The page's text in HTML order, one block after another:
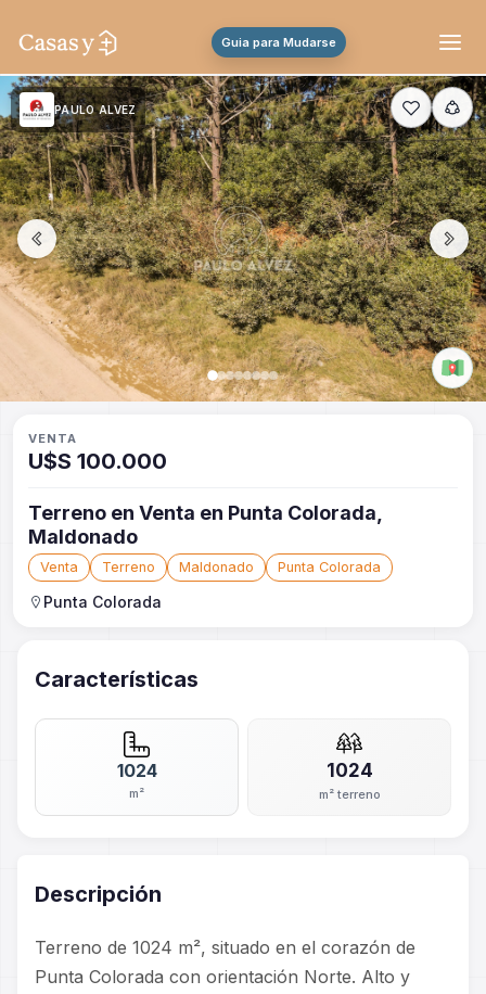
Guia para Mudarse
PAULO ALVEZ
VENTA
U$S 100.000
Terreno en Venta en Punta Colorada,
Maldonado
Venta Terreno Maldonado Punta Colorada
Punta Colorada
Características
1024
m²
1024
m² terreno
Descripción
Terreno de 1024 m², situado en el corazón de
Punta Colorada con orientación Norte. Alto y